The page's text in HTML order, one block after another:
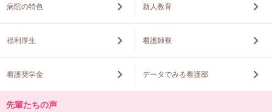
病院の特色 新人教育
福利厚生 看護師寮
看護奨学金 データでみる看護部
先輩たちの声